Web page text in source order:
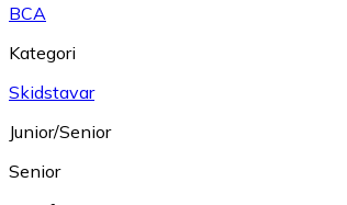
BCA
Kategori
Skidstavar
Junior/Senior
Senior